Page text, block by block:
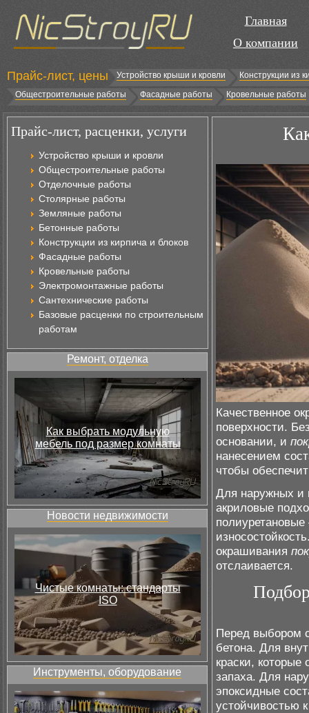
Главная
О компании
Прайс-лист, цены Устройство крыши и кровли
Конструкции из
Общестроительные работы
Фасадные работы Кровельные работы
Прайс-лист, расценки, услуги
Устройство крыши и кровли
Общестроительные работы
Отделочные работы
Столярные работы
Земляные работы
Бетонные работы
Конструкции из кирпича и блоков
Фасадные работы
Кровельные работы
Электромонтажные работы
Сантехнические работы
Базовые расценки по строительным
работам
Ремонт, отделка
Как выбрать модульную
мебель под размер комнаты
Новости недвижимости
Чистые комнаты: стандарты
ISO
Инструменты, оборудование
Качественное
поверхности.
основании, и
нанесением
чтобы
Для наружных и
акриловые
окрашивания
отслаивается.
Перед выбором
бетона. Для
краски,
запаха. Для
эпоксидные
устойчивостью